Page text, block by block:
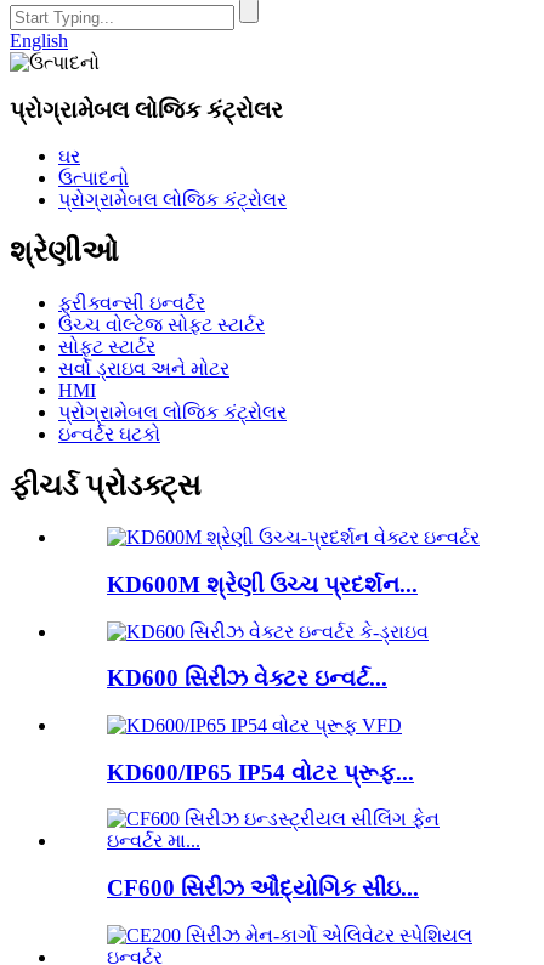
English
પ્રોગ્રામેબલ લોજિક કંટ્રોલર
ઘર
ઉત્પાદનો
પ્રોગ્રામેબલ લોજિક કંટ્રોલર
શ્રેણીઓ
ફ્રીક્વન્સી ઇન્વર્ટર
ઉચ્ચ વોલ્ટેજ સોફ્ટ સ્ટાર્ટર
સોફ્ટ સ્ટાર્ટર
સર્વો ડ્રાઇવ અને મોટર
HMI
પ્રોગ્રામેબલ લોજિક કંટ્રોલર
ઇન્વર્ટર ઘટકો
ફીચર્ડ પ્રોડક્ટ્સ
KD600M શ્રેણી ઉચ્ચ પ્રદર્શન...
KD600 સિરીઝ વેક્ટર ઇન્વર્ટ...
KD600/IP65 IP54 વોટર પ્રૂફ...
CF600 સિરીઝ ઔદ્યોગિક સીઇ...